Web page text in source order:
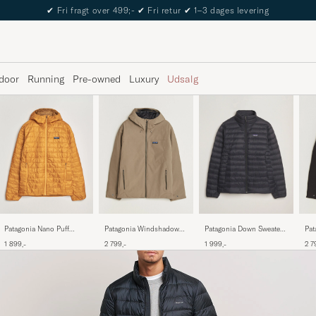
The Care of Carl Passport
Running Pre-owned Luxury Udsalg
Patagonia Nano Puff
1 899,-
Patagonia Windshadow
2 799,-
Patagonia Down Sweater
1 999,- 2